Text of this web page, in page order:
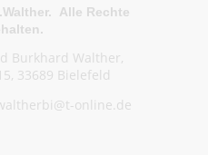
Alle Rechte
Burkhard Walther,
33689 Bielefeld
online.de